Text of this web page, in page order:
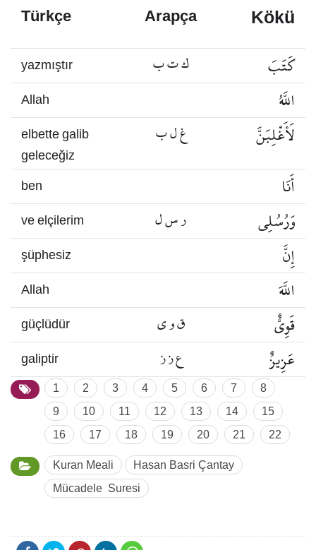
Türkçe Arapça Kökü
yazmıştır ك ت ب كَتَبَ
Allah اللَّهُ
elbette galib
geleceğiz
غ ل ب لَأَغْلِبَنَّ
ben أَنَا
ve elçilerim ر س ل وَرُسُلِي
şüphesiz إِنَّ
Allah اللَّهَ
güçlüdür ق و ي قَوِيٌّ
galiptir ع ز ز عَزِيزٌ
1 2 3 4 5 6 7
8
9
10 11 12 13 14
15
16
17 18 19 20 21 22
Kuran Meali
Hasan Basri Çantay
Mücadele Suresi